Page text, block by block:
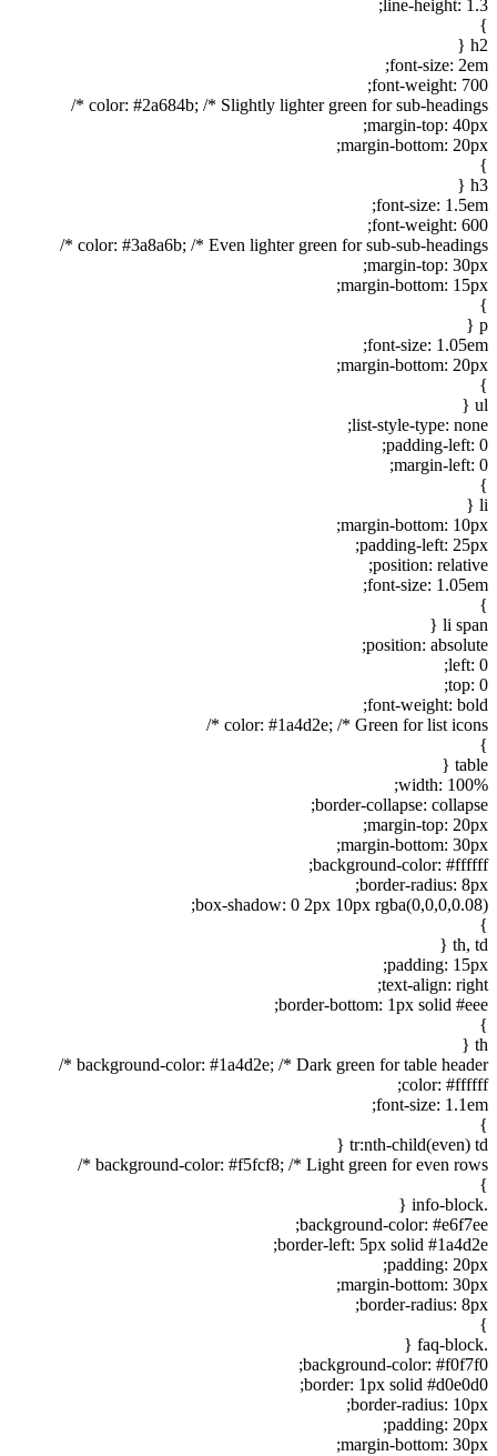
line-height:
font-size:
font-weight:
color: #2a684b; /* Slightly lighter green for sub-
margin-top:
margin-bottom:
font-size:
font-weight:
color: #3a8a6b; /* Even lighter green for sub-sub-
margin-top:
margin-bottom:
font-size:
margin-bottom:
list-style-type:
padding-left:
margin-left:
margin-bottom:
padding-left:
position:
font-size:
li
position:
font-weight:
color: #1a4d2e; /* Green for list
width:
border-collapse:
margin-top:
margin-bottom:
background-color:
border-radius:
box-shadow: 0 2px 10px
th,
padding:
text-align:
border-bottom: 1px solid
background-color: #1a4d2e; /* Dark green for table
color:
font-size:
tr:nth-child(even)
background-color: #f5fcf8; /* Light green for even
background-color:
border-left: 5px solid
padding:
margin-bottom:
border-radius:
background-color:
border: 1px solid
border-radius:
padding:
margin-bottom: